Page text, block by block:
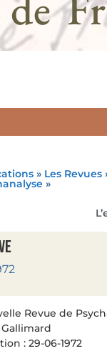
» Les Revues
»
Revue de
Gallimard
: 29-06-1972